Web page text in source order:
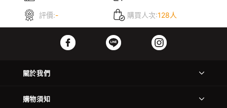
評價:- 購買人次:128人
關於我們
購物須知